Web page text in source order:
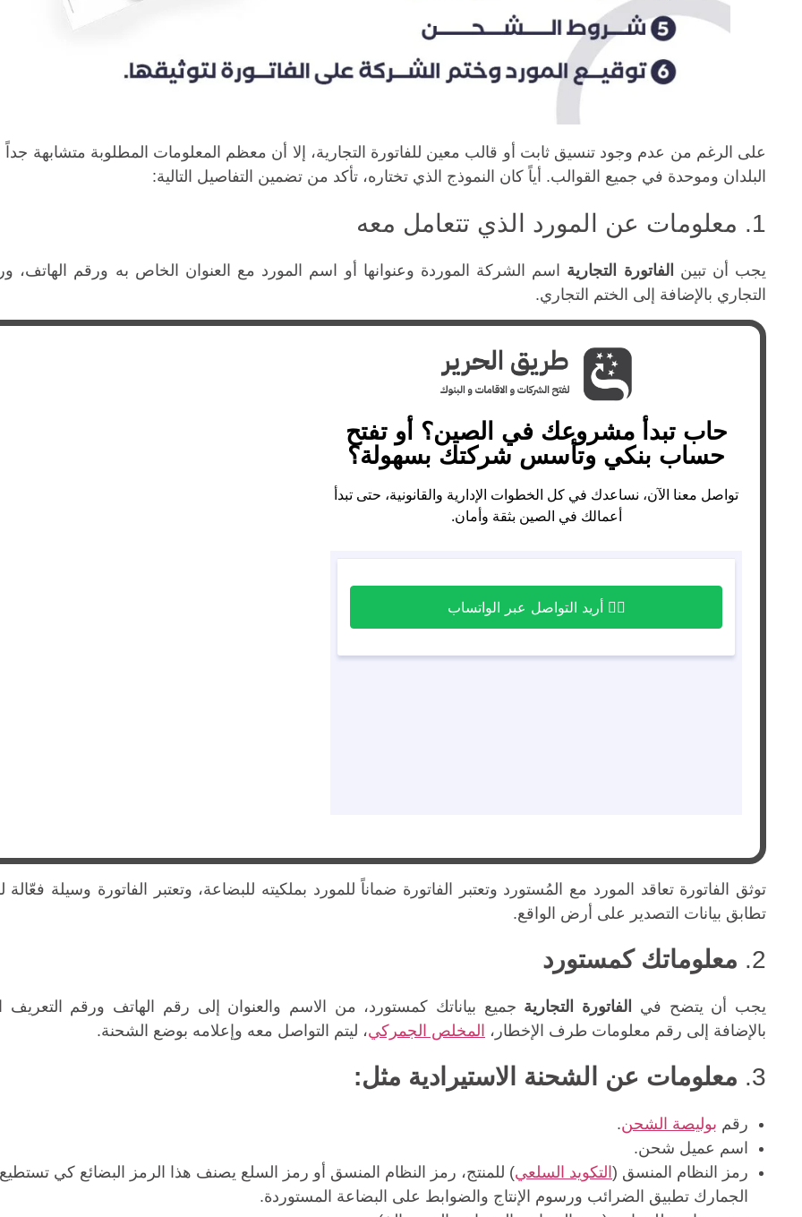
على الرغم من عدم وجود تنسيق ثابت أو قالب معين للفاتورة التجارية، إلا أن معظم المعلومات المطلوبة متشابهة
البلدان وموحدة في جميع القوالب. أياً كان النموذج الذي تختاره، تأكد من تضمين التفاصيل التالية:
1. معلومات عن المورد الذي تتعامل معه
يجب أن تبين الفاتورة التجارية اسم الشركة الموردة وعنوانها أو اسم المورد مع العنوان الخاص به ورقم الهاتف،
التجاري بالإضافة إلى الختم التجاري.
حاب تبدأ مشروعك في الصين؟ أو تفتح
حساب بنكي وتأسس شركتك بسهولة؟
تواصل معنا الآن، نساعدك في كل الخطوات الإدارية والقانونية، حتى تبدأ
أعمالك في الصين بثقة وأمان.
توثق الفاتورة تعاقد المورد مع المُستورد وتعتبر الفاتورة ضماناً للمورد بملكيته للبضاعة، وتعتبر الفاتورة وسيلة فعّالة
تطابق بيانات التصدير على أرض الواقع.
2. معلوماتك كمستورد
يجب أن يتضح في الفاتورة التجارية جميع بياناتك كمستورد، من الاسم والعنوان إلى رقم الهاتف ورقم التعريف
بالإضافة إلى رقم معلومات طرف الإخطار، المخلص الجمركي، ليتم التواصل معه وإعلامه بوضع الشحنة.
3. معلومات عن الشحنة الاستيرادية مثل:
رقم بوليصة الشحن.
اسم عميل شحن.
رمز النظام المنسق ( التكويد السلعي) للمنتج، رمز النظام المنسق أو رمز السلع يصنف هذا الرمز البضائع كي
الجمارك تطبيق الضرائب ورسوم الإنتاج والضوابط على البضاعة المستوردة.